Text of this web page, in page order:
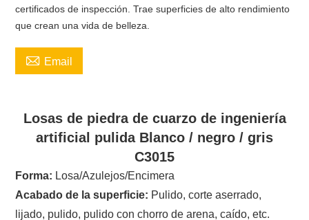
certificados de inspección. Trae superficies de alto rendimiento
que crean una vida de belleza.
 Email
Losas de piedra de cuarzo de ingeniería
artificial pulida Blanco / negro / gris
C3015
Forma: Losa/Azulejos/Encimera
Acabado de la superficie: Pulido, corte aserrado,
lijado, pulido, pulido con chorro de arena, caído, etc.